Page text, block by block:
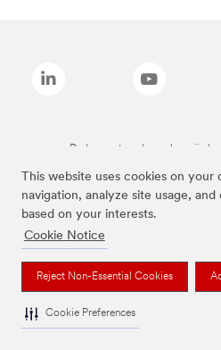
This website uses cookies on your
navigation, analyze site usage,
based on your interests.
Cookie Notice
Reject Non-Essential Cookies
Cookie Preferences
De bovenstaande merken zijn